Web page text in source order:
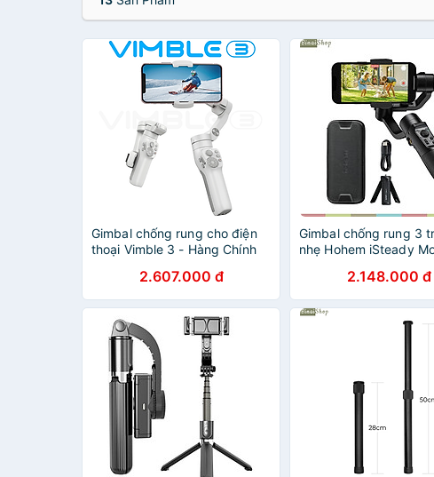
Gimbal chống rung cho điện
thoại Vimble 3 - Hàng Chính
2.607.000 đ
Gimbal chống rung 3
nhẹ Hohem iSteady
2.148.000 đ